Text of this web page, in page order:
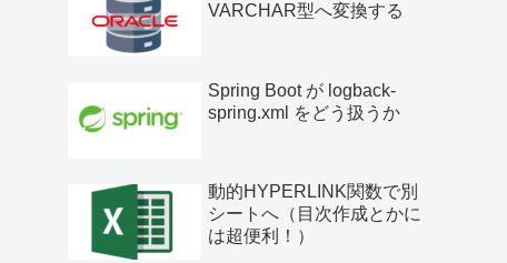
VARCHAR型へ変換する
Spring Boot が logback-
spring.xml をどう扱うか
動的HYPERLINK関数で別
シートへ（目次作成とかに
は超便利！）